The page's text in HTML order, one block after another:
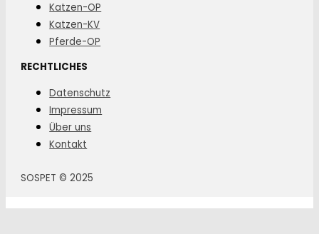
Katzen-OP
Katzen-KV
Pferde-OP
RECHTLICHES
Datenschutz
Impressum
Über uns
Kontakt
SOSPET © 2025